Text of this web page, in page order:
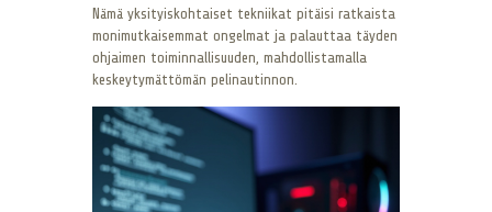
Nämä yksityiskohtaiset tekniikat pitäisi ratkaista
monimutkaisemmat ongelmat ja palauttaa täyden
ohjaimen toiminnallisuuden, mahdollistamalla
keskeytymättömän pelinautinnon.